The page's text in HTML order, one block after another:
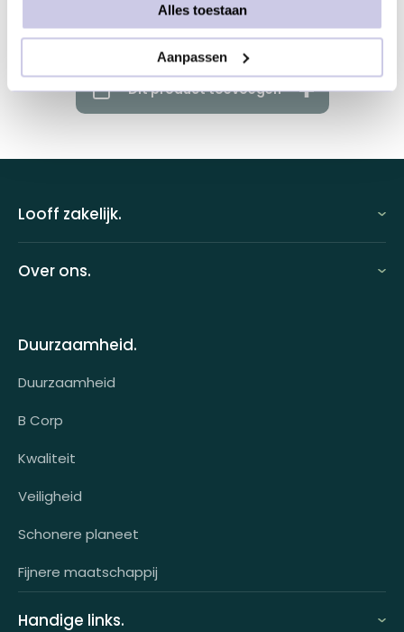
Alles toestaan
Aanpassen
Dit product toevoegen
Looff zakelijk.
Looff attentprogramma | Collega's
Tarieven
Voor wie?
Klantcases
HR-koppeling
OCI-koppeling
Over ons.
Contact
Werken bij
Duurzaamheid.
Duurzaamheid
B Corp
Kwaliteit
Veiligheid
Schonere planeet
Fijnere maatschappij
Handige links.